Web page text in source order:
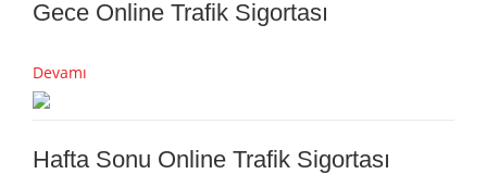
Gece Online Trafik Sigortası
Devamı
Hafta Sonu Online Trafik Sigortası